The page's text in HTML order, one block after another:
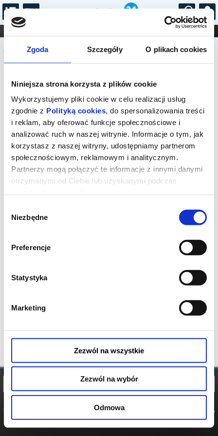
Zgoda Szczegóły O plikach cookies
Niniejsza strona korzysta z plików cookie
Wykorzystujemy pliki cookie w celu realizacji usług
zgodnie z Polityką cookies, do spersonalizowania treści
i reklam, aby oferować funkcje społecznościowe i
analizować ruch w naszej witrynie. Informacje o tym, jak
korzystasz z naszej witryny, udostępniamy partnerom
społecznościowym, reklamowym i analitycznym.
Partnerzy mogą połączyć te informacje z innymi danymi
otrzymanymi od Ciebie lub uzyskanymi podczas
zgody
Niezbędne
Preferencje
Statystyka
Marketing
Zezwól na wszystkie
Zezwól na wybór
Odmowa
...
FILHARMONIA OPERA I BALET
STAND-UP
DLA DZIECI
Komunikat
Sprzedaż biletów on-line na wydarzenie
została zakończona.
POLITYKA
POLITYKA